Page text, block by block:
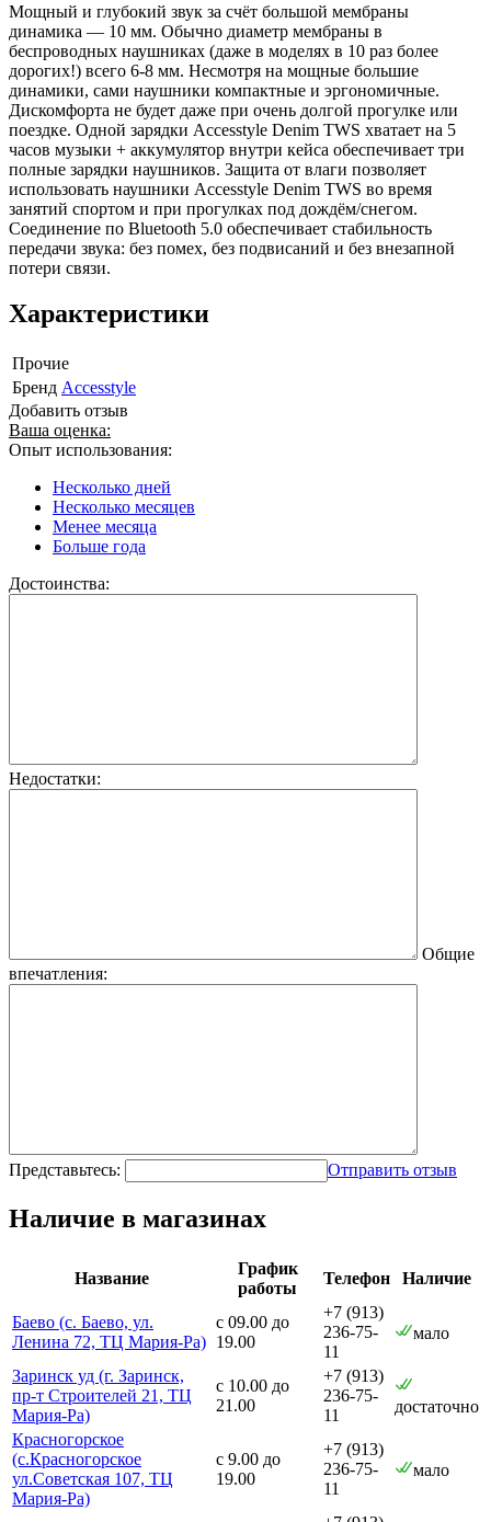
Мощный и глубокий звук за счёт большой мембраны
динамика — 10 мм. Обычно диаметр мембраны в
беспроводных наушниках (даже в моделях в 10 раз более
дорогих!) всего 6-8 мм. Несмотря на мощные большие
динамики, сами наушники компактные и эргономичные.
Дискомфорта не будет даже при очень долгой прогулке или
поездке. Одной зарядки Accesstyle Denim TWS хватает на 5
часов музыки + аккумулятор внутри кейса обеспечивает три
полные зарядки наушников. Защита от влаги позволяет
использовать наушники Accesstyle Denim TWS во время
занятий спортом и при прогулках под дождём/снегом.
Соединение по Bluetooth 5.0 обеспечивает стабильность
передачи звука: без помех, без подвисаний и без внезапной
потери связи.
Характеристики
Прочие
Бренд Accesstyle
Добавить отзыв
Ваша оценка:
Опыт использования:
Несколько дней
Несколько месяцев
Менее месяца
Больше года
Достоинства:
Недостатки:
Общие
впечатления:
Представьтесь: Отправить отзыв
Наличие в магазинах
Название
График
работы
Телефон Наличие
Баево (с. Баево, ул.
Ленина 72, ТЦ Мария-Ра)
с 09.00 до
19.00
+7 (913)
236-75-
11
мало
Заринск уд (г. Заринск,
пр-т Строителей 21, ТЦ
Мария-Ра)
с 10.00 до
21.00
+7 (913)
236-75-
11
достаточно
Красногорское
(с.Красногорское
ул.Советская 107, ТЦ
Мария-Ра)
с 9.00 до
19.00
+7 (913)
236-75-
11
мало